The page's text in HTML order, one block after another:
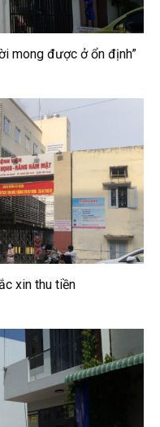
mong được ở ổn định”
xin thu tiền